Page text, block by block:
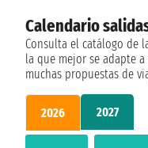
Calendario
Consulta el catálogo de
la que mejor se adapte
muchas propuestas de
2026 2027